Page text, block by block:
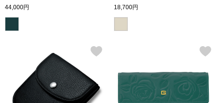
その他
44,000円 18,700円